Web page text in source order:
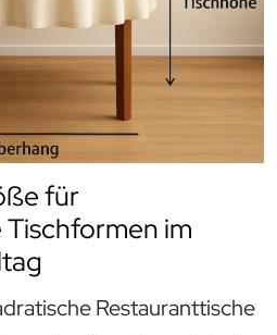
für
im
Restauranttische